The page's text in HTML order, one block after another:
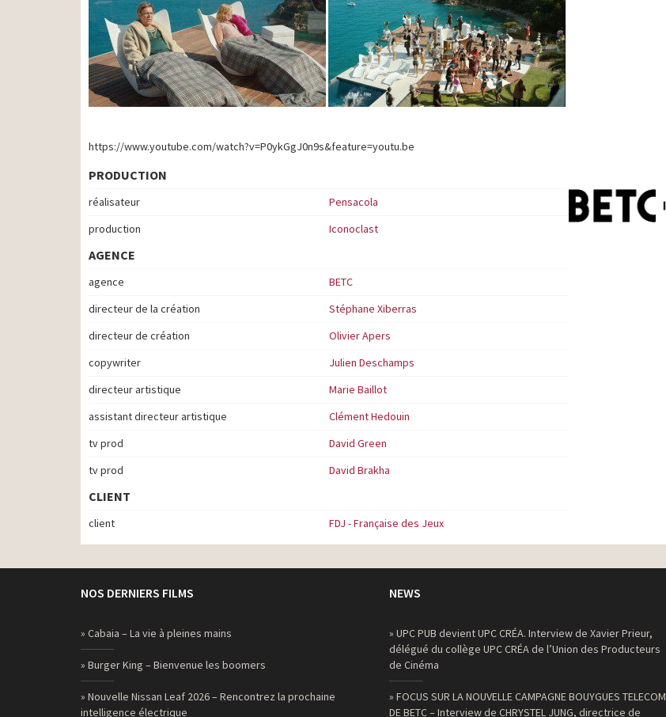
https://www.youtube.com/watch?v=P0ykGgJ0n9s&feature=youtu.be
PRODUCTION
réalisateur
Pensacola
production
Iconoclast
AGENCE
agence
BETC
directeur de la création
Stéphane Xiberras
directeur de création
Olivier Apers
copywriter
Julien Deschamps
directeur artistique
Marie Baillot
assistant directeur artistique
Clément Hedouin
tv prod
David Green
tv prod
David Brakha
CLIENT
client FDJ - Française des Jeux
NOS DERNIERS FILMS
» Cabaia – La vie à pleines mains
» Burger King – Bienvenue les boomers
» Nouvelle Nissan Leaf 2026 – Rencontrez la prochaine
intelligence électrique
NEWS
» UPC PUB devient UPC CRÉA. Interview de Xavier Prieur,
délégué du collège UPC CRÉA de l’Union des Producteurs
de Cinéma
» FOCUS SUR LA NOUVELLE CAMPAGNE BOUYGUES TELECOM
DE BETC – Interview de CHRYSTEL JUNG, directrice de